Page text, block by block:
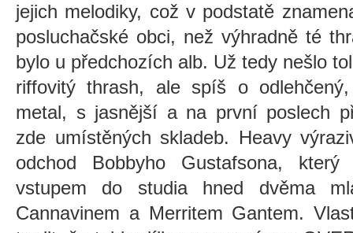
jejich melodiky, což v podstatě
posluchačské obci, než výhradně té
bylo u předchozích alb. Už tedy nešlo
riffovitý thrash, ale spíš o
metal, s jasnější a na první poslech
zde umístěných skladeb. Heavy
odchod Bobbyho Gustafsona,
vstupem do studia hned dvěma
Cannavinem a Merritem Gantem.